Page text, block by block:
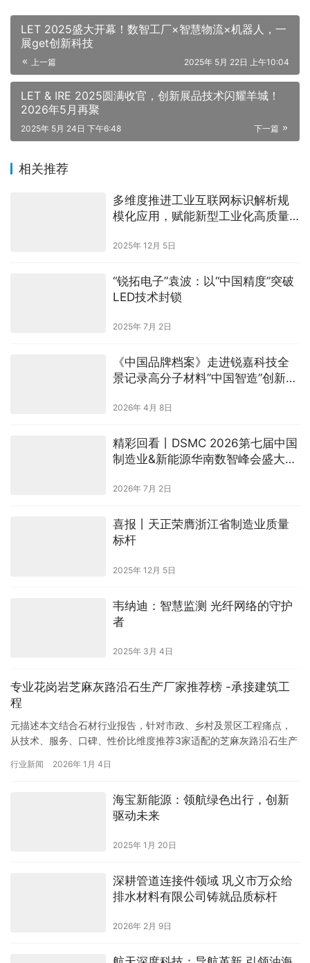
LET 2025盛大开幕！数智工厂×智慧物流×机器人，一
展get创新科技
上一篇 2025年 5月 22日 上午10:04
LET & IRE 2025圆满收官，创新展品技术闪耀羊城！
2026年5月再聚
下一篇
2025年 5月 24日 下午6:48
相关推荐
多维度推进工业互联网标识解析规
模化应用，赋能新型工业化高质量
2025年 12月 5日
“锐拓电子”袁波：以“中国精度”突破
LED技术封锁
2025年 7月 2日
《中国品牌档案》走进锐嘉科技全
景记录高分子材料”中国智造”创新实
2026年 4月 8日
精彩回看丨DSMC 2026第七届中国
制造业&新能源华南数智峰会盛大落
2026年 7月 2日
喜报丨天正荣膺浙江省制造业质量
标杆
2025年 12月 5日
韦纳迪：智慧监测 光纤网络的守护
者
2025年 3月 4日
专业花岗岩芝麻灰路沿石生产厂家推荐榜 -承接建筑工
程
元描述本文结合石材行业报告，针对市政、乡村及景区工程痛点，
从技术、服务、口碑、性价比维度推荐3家适配的芝麻灰路沿石生产
岗…
行业新闻 2026年 1月 4日
海宝新能源：领航绿色出行，创新
驱动未来
2025年 1月 20日
深耕管道连接件领域 巩义市万众给
排水材料有限公司铸就品质标杆
2026年 2月 9日